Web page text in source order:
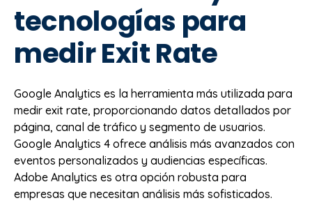
tecnologías para
medir Exit Rate
Google Analytics es la herramienta más utilizada para
medir exit rate, proporcionando datos detallados por
página, canal de tráfico y segmento de usuarios.
Google Analytics 4 ofrece análisis más avanzados con
eventos personalizados y audiencias específicas.
Adobe Analytics es otra opción robusta para
empresas que necesitan análisis más sofisticados.